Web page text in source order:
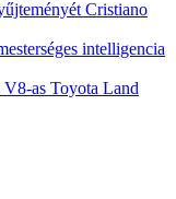
Cristiano
intelligencia
V8-as Toyota Land